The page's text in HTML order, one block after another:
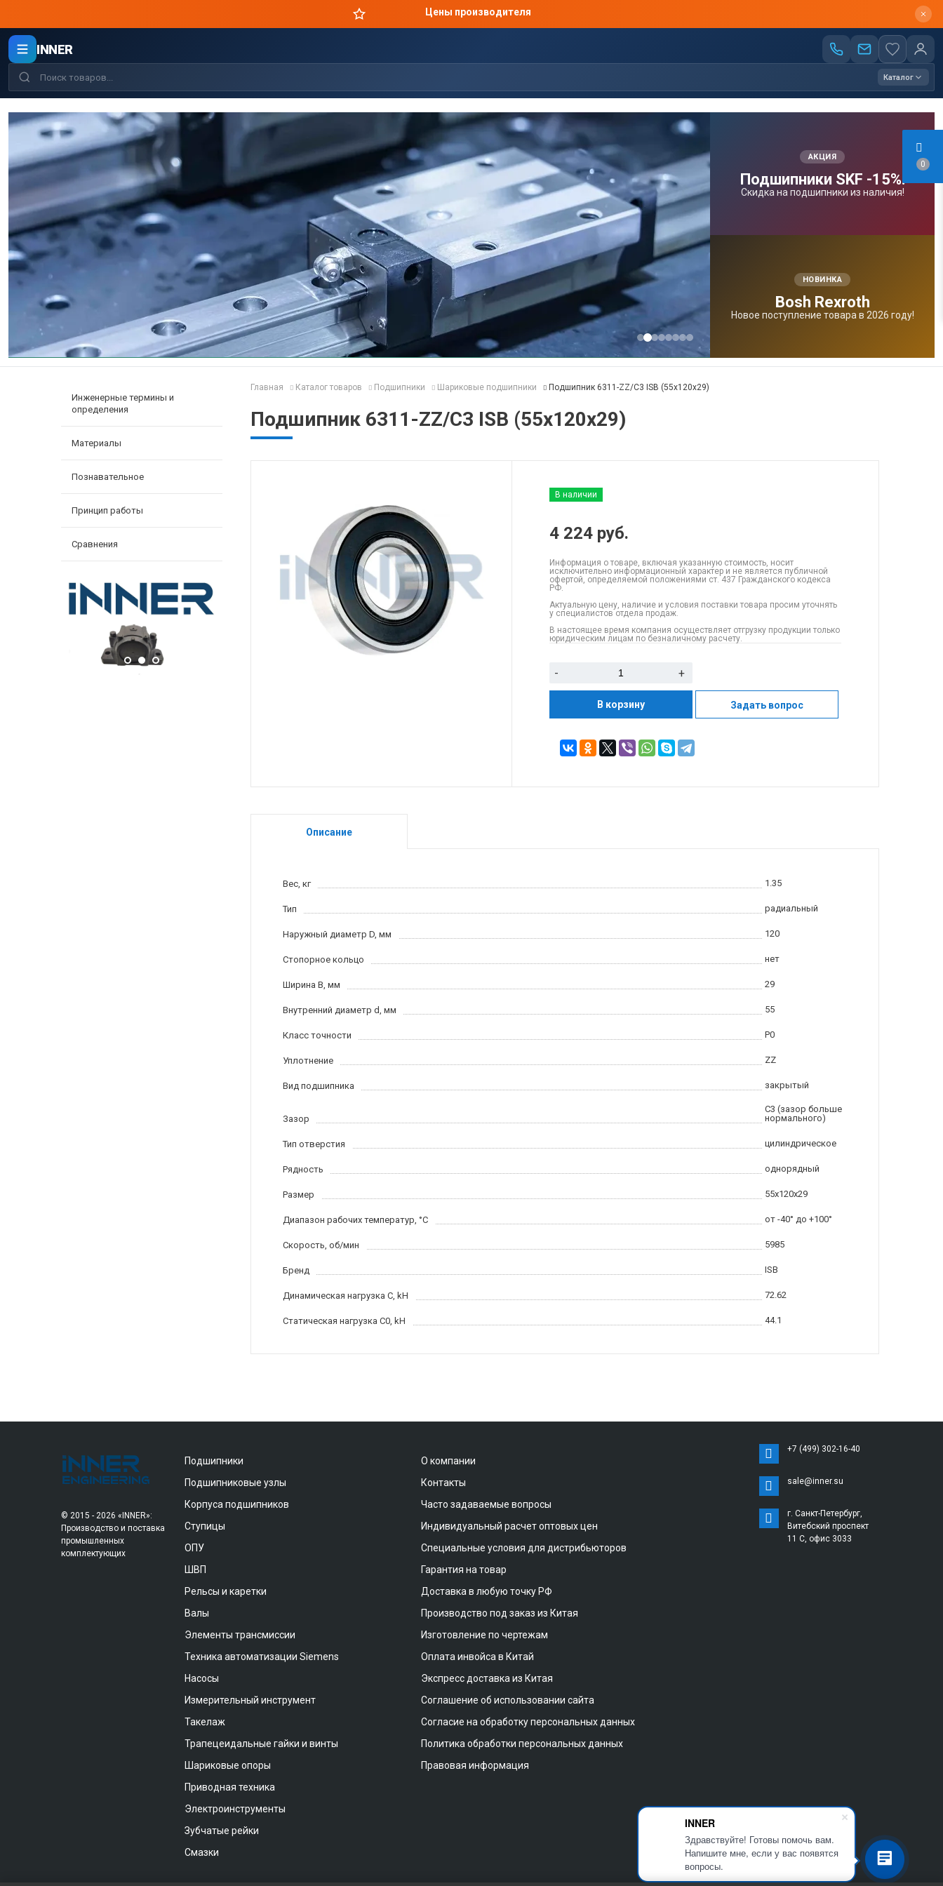
INNER
Здравствуйте! Готовы помочь вам.
Напишите мне, если у вас появятся
вопросы.
0
Цены производителя
INNER
Каталог
АКЦИЯ
Подшипники SKF -15%!
Скидка на подшипники из наличия!
НОВИНКА
Bosh Rexroth
Новое поступление товара в 2026 году!
Инженерные термины и
определения
Материалы
Познавательное
Принцип работы
Сравнения
Главная Каталог товаров Подшипники Шариковые подшипники Подшипник 6311-ZZ/C3 ISB (55x120x29)
Подшипник 6311-ZZ/C3 ISB (55x120x29)
В наличии
4 224 руб.
Информация о товаре, включая указанную стоимость, носит
исключительно информационный характер и не является публичной
офертой, определяемой положениями ст. 437 Гражданского кодекса
РФ.
Актуальную цену, наличие и условия поставки товара просим уточнять
у специалистов отдела продаж.
В настоящее время компания осуществляет отгрузку продукции только
юридическим лицам по безналичному расчету.
- +
В корзину Задать вопрос
Описание
Вес, кг 1.35
Тип радиальный
Наружный диаметр D, мм 120
Стопорное кольцо нет
Ширина B, мм 29
Внутренний диаметр d, мм 55
Класс точности P0
Уплотнение ZZ
Вид подшипника закрытый
Зазор
C3 (зазор больше
нормального)
Тип отверстия цилиндрическое
Рядность однорядный
Размер 55x120x29
Диапазон рабочих температур, °C от -40° до +100°
Скорость, об/мин 5985
Бренд ISB
Динамическая нагрузка C, kН 72.62
Статическая нагрузка C0, kH 44.1
© 2015 - 2026 «INNER»:
Производство и поставка
промышленных
комплектующих
Подшипники
Подшипниковые узлы
Корпуса подшипников
Ступицы
ОПУ
ШВП
Рельсы и каретки
Валы
Элементы трансмиссии
Техника автоматизации Siemens
Насосы
Измерительный инструмент
Такелаж
Трапецеидальные гайки и винты
Шариковые опоры
Приводная техника
Электроинструменты
Зубчатые рейки
Смазки
О компании
Контакты
Часто задаваемые вопросы
Индивидуальный расчет оптовых цен
Специальные условия для дистрибьюторов
Гарантия на товар
Доставка в любую точку РФ
Производство под заказ из Китая
Изготовление по чертежам
Оплата инвойса в Китай
Экспресс доставка из Китая
Соглашение об использовании сайта
Согласие на обработку персональных данных
Политика обработки персональных данных
Правовая информация
+7 (499) 302-16-40
sale@inner.su
г. Санкт-Петербург,
Витебский проспект
11 С, офис 3033